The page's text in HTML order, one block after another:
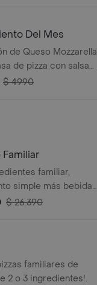
Del Mes
de Queso Mozzarella
de pizza con salsa
de un cup de
$ 4990
familiar,
simple más bebida
$ 26.390
familiares de
2 o 3 ingredientes!.